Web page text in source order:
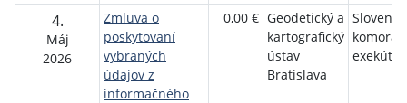
4.
Máj
2026
Zmluva o
poskytovaní
vybraných
údajov z
informačného
0,00 € Geodetický a
kartografický
ústav
Bratislava
komora